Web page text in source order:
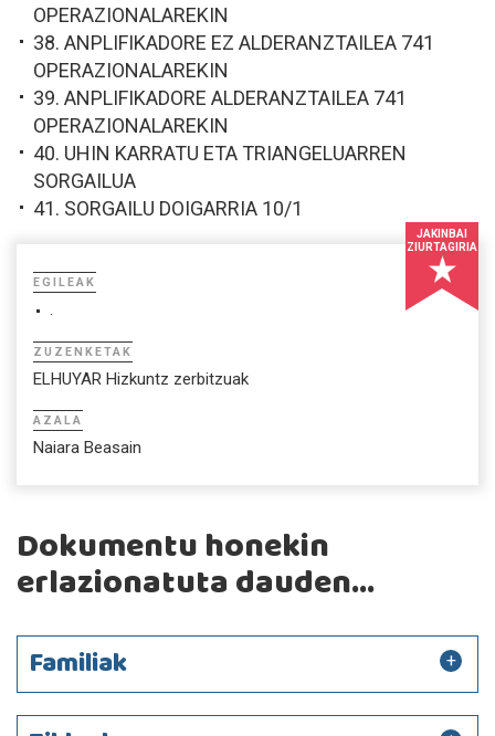
OPERAZIONALAREKIN
38. ANPLIFIKADORE EZ ALDERANZTAILEA 741
OPERAZIONALAREKIN
39. ANPLIFIKADORE ALDERANZTAILEA 741
OPERAZIONALAREKIN
40. UHIN KARRATU ETA TRIANGELUARREN
SORGAILUA
41. SORGAILU DOIGARRIA 10/1
JAKINBAI
ZIURTAGIRIA
EGILEAK
.
ZUZENKETAK
ELHUYAR Hizkuntz zerbitzuak
AZALA
Naiara Beasain
Dokumentu honekin
erlazionatuta dauden...
Familiak